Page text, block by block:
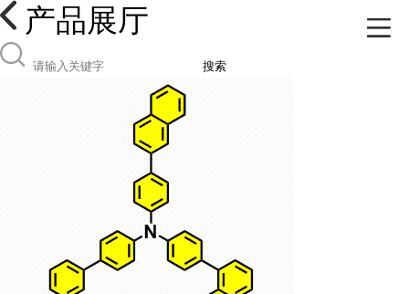
产品展厅
搜索